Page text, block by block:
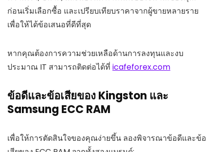
ก่อนเริ่มเลือกซื้อ และเปรียบเทียบราคาจากผู้ขายหลายราย
เพื่อให้ได้ข้อเสนอที่ดีที่สุด
หากคุณต้องการความช่วยเหลือด้านการลงทุนและงบ
ประมาณ IT สามารถติดต่อได้ที่ icafeforex.com
ข้อดีและข้อเสียของ Kingston และ
Samsung ECC RAM
เพื่อให้การตัดสินใจของคุณง่ายขึ้น ลองพิจารณาข้อดีและข้อ